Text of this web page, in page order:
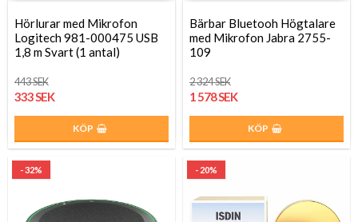
Hörlurar med Mikrofon
Logitech 981-000475 USB
1,8 m Svart (1 antal)
443 SEK
333 SEK
KÖP
Bärbar Bluetooh Högtalare
med Mikrofon Jabra 2755-
109
2 324 SEK
1 578 SEK
KÖP
- 32% - 20%